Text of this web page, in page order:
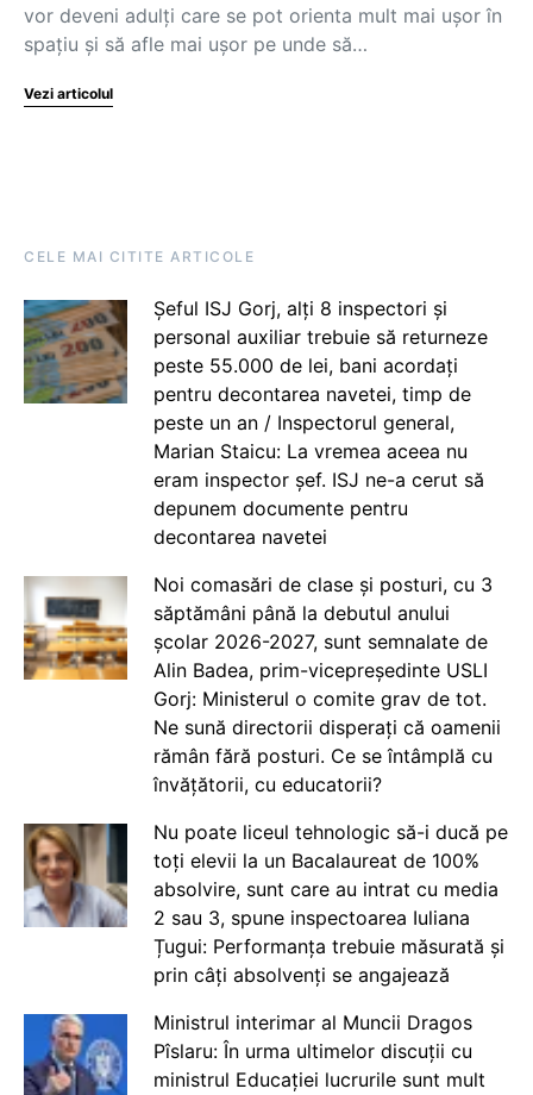
vor deveni adulți care se pot orienta mult mai ușor în
spațiu și să afle mai ușor pe unde să…
Vezi articolul
CELE MAI CITITE ARTICOLE
Șeful ISJ Gorj, alți 8 inspectori și
personal auxiliar trebuie să returneze
peste 55.000 de lei, bani acordați
pentru decontarea navetei, timp de
peste un an / Inspectorul general,
Marian Staicu: La vremea aceea nu
eram inspector șef. ISJ ne-a cerut să
depunem documente pentru
decontarea navetei
Noi comasări de clase și posturi, cu 3
săptămâni până la debutul anului
școlar 2026-2027, sunt semnalate de
Alin Badea, prim-vicepreședinte USLI
Gorj: Ministerul o comite grav de tot.
Ne sună directorii disperați că oamenii
rămân fără posturi. Ce se întâmplă cu
învățătorii, cu educatorii?
Nu poate liceul tehnologic să-i ducă pe
toți elevii la un Bacalaureat de 100%
absolvire, sunt care au intrat cu media
2 sau 3, spune inspectoarea Iuliana
Țugui: Performanța trebuie măsurată și
prin câți absolvenți se angajează
Ministrul interimar al Muncii Dragos
Pîslaru: În urma ultimelor discuții cu
ministrul Educației lucrurile sunt mult